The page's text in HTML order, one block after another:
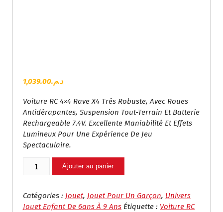
د.م.1,039.00
Voiture RC 4×4 Rave X4 Très Robuste, Avec Roues
Antidérapantes, Suspension Tout-Terrain Et Batterie
Rechargeable 7.4V. Excellente Maniabilité Et Effets
Lumineux Pour Une Expérience De Jeu
Spectaculaire.
Quantité
X4
–
Ajouter au panier
Catégories : Jouet, Jouet Pour Un Garçon, Univers
Jouet Enfant De 6ans À 9 Ans Étiquette : Voiture RC